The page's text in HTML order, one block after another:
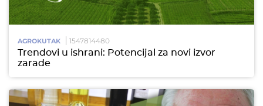
AGROKUTAK 1547814480
Trendovi u ishrani: Potencijal za novi izvor
zarade